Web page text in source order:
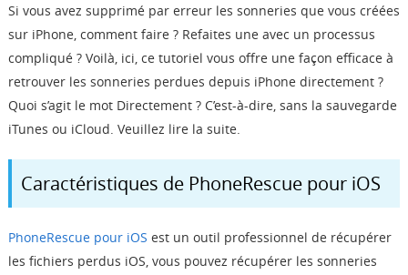
Boutique
Télécharger
Support
Langue
Si vous avez supprimé par erreur les sonneries que vous créées
sur iPhone, comment faire ? Refaites une avec un processus
compliqué ? Voilà, ici, ce tutoriel vous offre une façon efficace à
retrouver les sonneries perdues depuis iPhone directement ?
Quoi s’agit le mot Directement ? C’est-à-dire, sans la sauvegarde
iTunes ou iCloud. Veuillez lire la suite.
Caractéristiques de PhoneRescue pour iOS
PhoneRescue pour iOS est un outil professionnel de récupérer
les fichiers perdus iOS, vous pouvez récupérer les sonneries